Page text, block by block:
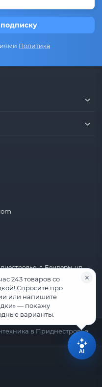
Политика
г. Бендеры, ул.
р/с 2212670000000818
в Приднестровье.
243 товаров со
Спросите про
или напишите
— покажу
варианты.
AI